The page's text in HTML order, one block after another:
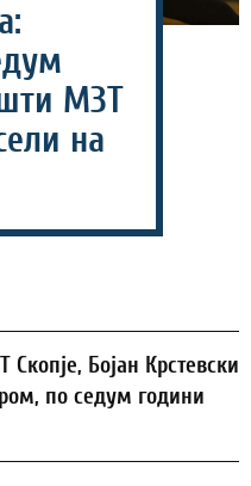
МЗТ
на
Бојан Крстевски
по седум години